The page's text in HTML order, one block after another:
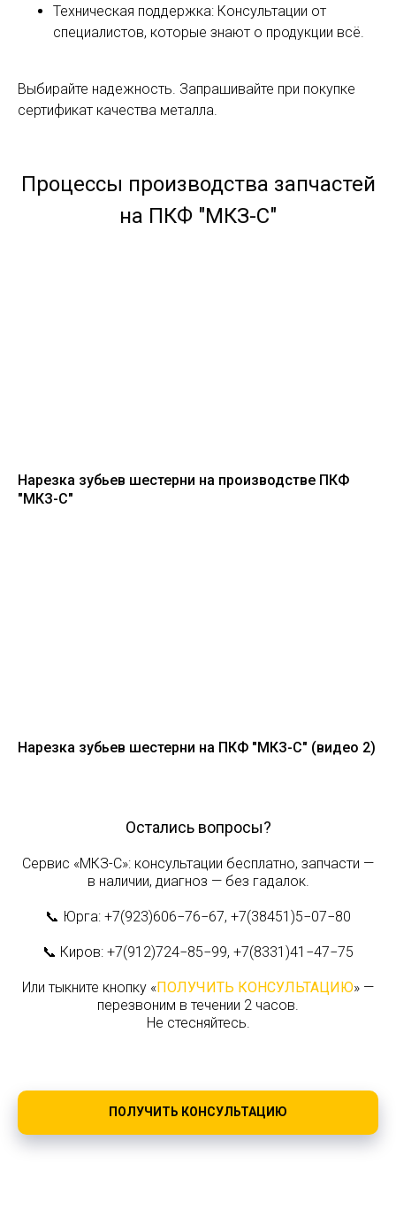
Техническая поддержка: Консультации от
специалистов, которые знают о продукции всё.
Выбирайте надежность. Запрашивайте при покупке
сертификат качества металла.
Процессы производства запчастей
на ПКФ "МКЗ-С"
Нарезка зубьев шестерни на производстве ПКФ
"МКЗ-С"
Нарезка зубьев шестерни на ПКФ "МКЗ-С" (видео 2)
Остались вопросы?
Сервис «МКЗ-С»: консультации бесплатно, запчасти —
в наличии, диагноз — без гадалок.
📞 Юрга: +7(923)606−76−67, +7(38451)5−07−80
📞 Киров: +7(912)724−85−99, +7(8331)41−47−75
Или тыкните кнопку «ПОЛУЧИТЬ КОНСУЛЬТАЦИЮ» —
перезвоним в течении 2 часов.
Не стесняйтесь.
ПОЛУЧИТЬ КОНСУЛЬТАЦИЮ